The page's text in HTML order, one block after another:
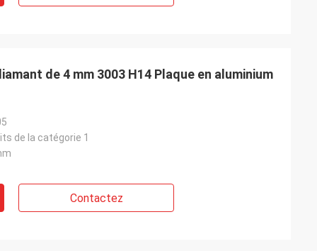
de 4 mm 3003 H14 Plaque en aluminium
de la catégorie 1
Contactez